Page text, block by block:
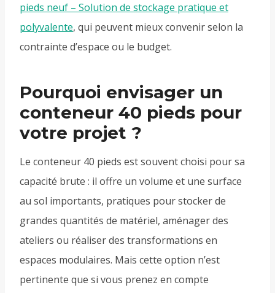
pieds neuf – Solution de stockage pratique et
polyvalente, qui peuvent mieux convenir selon la
contrainte d’espace ou le budget.
Pourquoi envisager un
conteneur 40 pieds pour
votre projet ?
Le conteneur 40 pieds est souvent choisi pour sa
capacité brute : il offre un volume et une surface
au sol importants, pratiques pour stocker de
grandes quantités de matériel, aménager des
ateliers ou réaliser des transformations en
espaces modulaires. Mais cette option n’est
pertinente que si vous prenez en compte